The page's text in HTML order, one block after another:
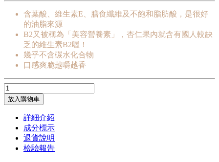
含葉酸、維生素E、膳食纖維及不飽和脂肪酸，是很好
的油脂來源
B2又被稱為「美容營養素」，杏仁果內就含有國人較缺
乏的維生素B2喔！
幾乎不含碳水化合物
口感爽脆越嚼越香
放入購物車
詳細介紹
成分標示
退貨說明
檢驗報告